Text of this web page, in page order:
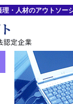
・人材のアウトソー